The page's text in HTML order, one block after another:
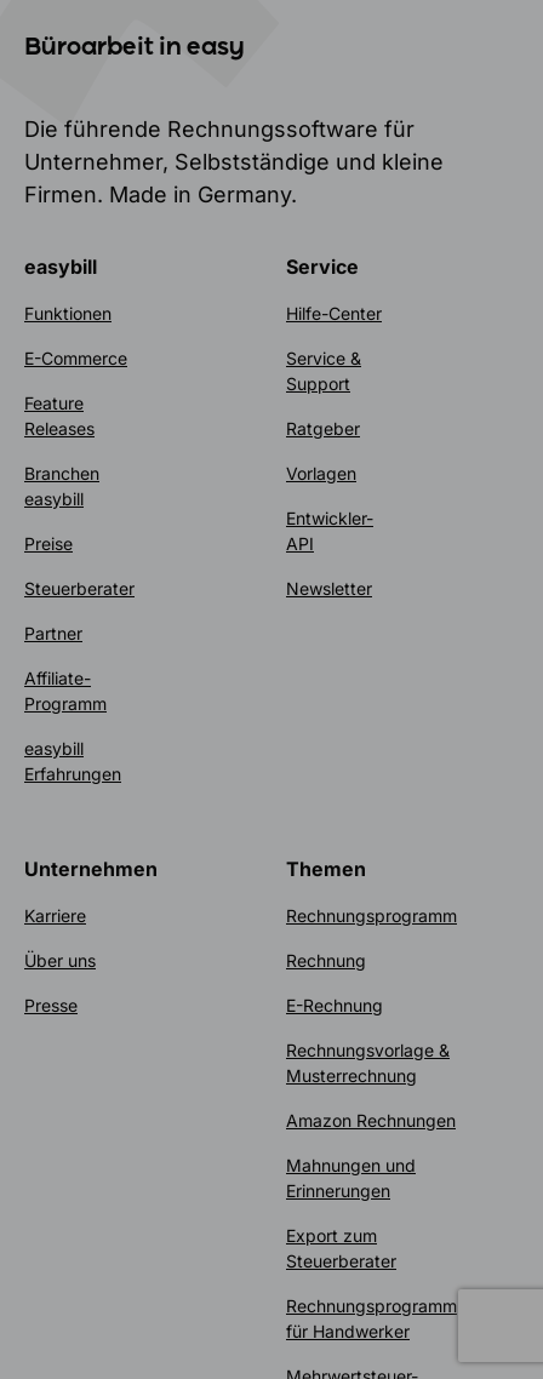
Büroarbeit in easy
Die führende Rechnungssoftware für
Unternehmer, Selbstständige und kleine
Firmen. Made in Germany.
easybill
Funktionen
E-Commerce
Feature
Releases
Branchen
easybill
Preise
Steuerberater
Partner
Affiliate-
Programm
easybill
Erfahrungen
Service
Hilfe-Center
Service &
Support
Ratgeber
Vorlagen
Entwickler-
API
Newsletter
Unternehmen
Karriere
Über uns
Presse
Themen
Rechnungsprogramm
Rechnung
E-Rechnung
Rechnungsvorlage &
Musterrechnung
Amazon Rechnungen
Mahnungen und
Erinnerungen
Export zum
Steuerberater
Rechnungsprogramm
für Handwerker